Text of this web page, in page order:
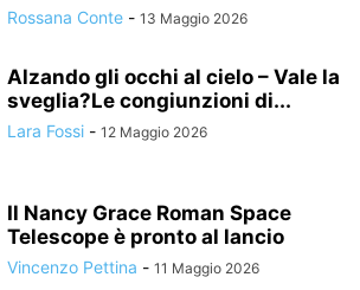
Rossana Conte - 13 Maggio 2026
Alzando gli occhi al cielo – Vale la
sveglia?Le congiunzioni di...
Lara Fossi - 12 Maggio 2026
Il Nancy Grace Roman Space
Telescope è pronto al lancio
Vincenzo Pettina - 11 Maggio 2026